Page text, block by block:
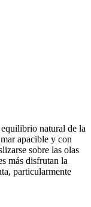
natural de la
apacible y con
sobre las olas
más disfrutan la
particularmente